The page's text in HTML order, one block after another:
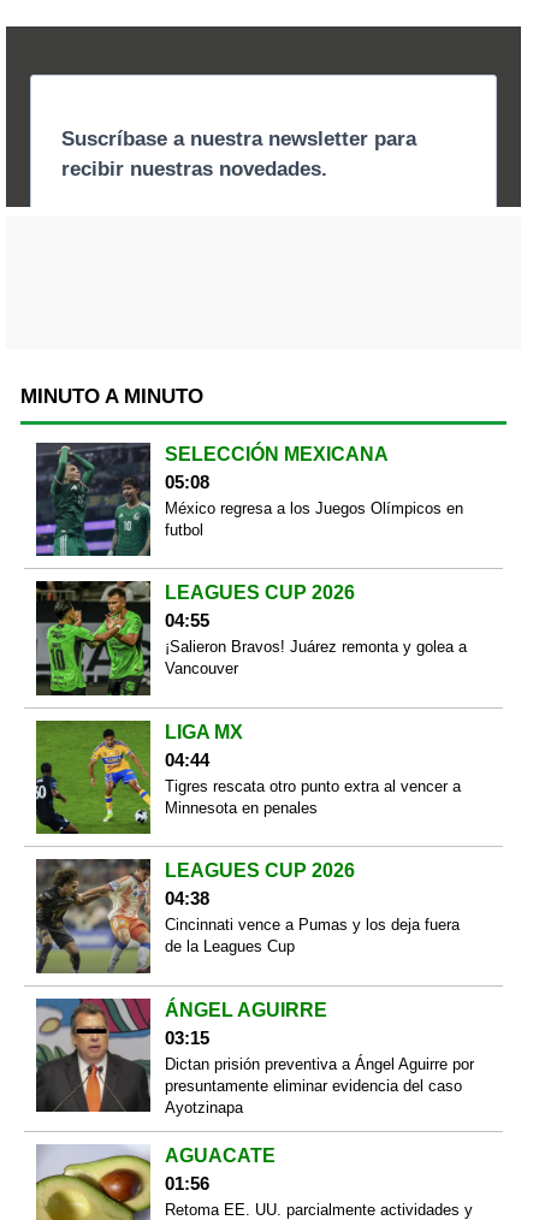
MINUTO A MINUTO
SELECCIÓN MEXICANA
05:08
México regresa a los Juegos Olímpicos en
futbol
LEAGUES CUP 2026
04:55
¡Salieron Bravos! Juárez remonta y golea a
Vancouver
LIGA MX
04:44
Tigres rescata otro punto extra al vencer a
Minnesota en penales
LEAGUES CUP 2026
04:38
Cincinnati vence a Pumas y los deja fuera
de la Leagues Cup
ÁNGEL AGUIRRE
03:15
Dictan prisión preventiva a Ángel Aguirre por
presuntamente eliminar evidencia del caso
Ayotzinapa
AGUACATE
01:56
Retoma EE. UU. parcialmente actividades y